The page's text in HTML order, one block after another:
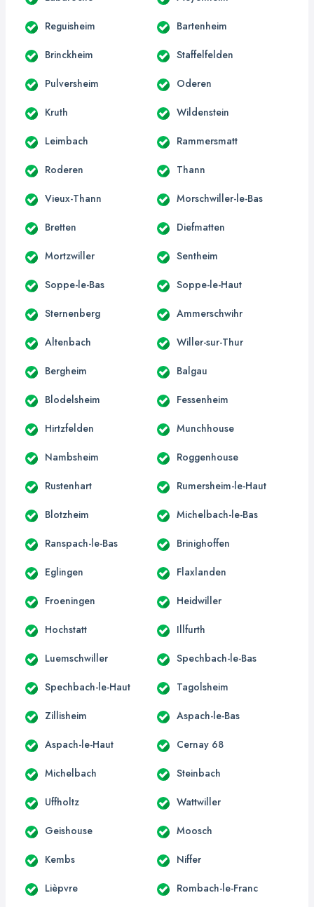
Reguisheim Bartenheim
Brinckheim Staffelfelden
Pulversheim Oderen
Kruth Wildenstein
Leimbach Rammersmatt
Roderen Thann
Vieux-Thann Morschwiller-le-Bas
Bretten Diefmatten
Mortzwiller Sentheim
Soppe-le-Bas Soppe-le-Haut
Sternenberg Ammerschwihr
Altenbach Willer-sur-Thur
Bergheim Balgau
Blodelsheim Fessenheim
Hirtzfelden Munchhouse
Nambsheim Roggenhouse
Rustenhart Rumersheim-le-Haut
Blotzheim Michelbach-le-Bas
Ranspach-le-Bas Brinighoffen
Eglingen Flaxlanden
Froeningen Heidwiller
Hochstatt Illfurth
Luemschwiller Spechbach-le-Bas
Spechbach-le-Haut Tagolsheim
Zillisheim Aspach-le-Bas
Aspach-le-Haut Cernay 68
Michelbach Steinbach
Uffholtz Wattwiller
Geishouse Moosch
Kembs Niffer
Lièpvre Rombach-le-Franc